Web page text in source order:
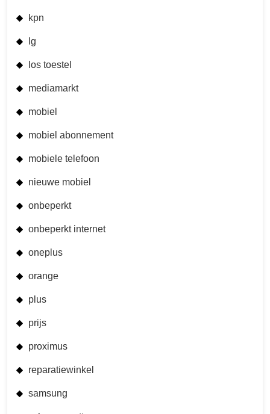
kpn
lg
los toestel
mediamarkt
mobiel
mobiel abonnement
mobiele telefoon
nieuwe mobiel
onbeperkt
onbeperkt internet
oneplus
orange
plus
prijs
proximus
reparatiewinkel
samsung